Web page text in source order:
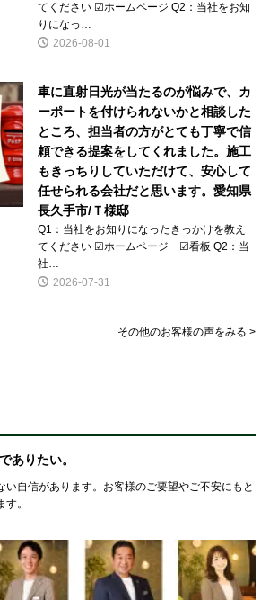
てください ☑ホームページ Q2：当社をお知
りになっ…
2026-08-01
車に直射日光が当たるのが悩みで、カ
ーポートを付けられないかと相談した
ところ、担当者の方がとても丁寧で信
頼できる提案をしてくれました。施工
もきっちりしていただけて、安心して
任せられる会社だと思います。愛知県
長久手市/Ｔ様邸
Q1：当社をお知りになったきっかけを教え
てください ☑ホームページ ☑看板 Q2：当
社…
2026-07-31
その他のお客様の声をみる >
ありたい。
い自信があります。お客様のご要望やご不安にもと
。